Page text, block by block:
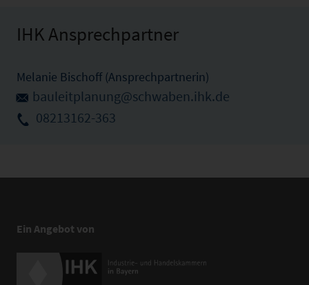
IHK Ansprechpartner
Melanie Bischoff (Ansprechpartnerin)
bauleitplanung@schwaben.ihk.de
08213162-363
Ein Angebot von